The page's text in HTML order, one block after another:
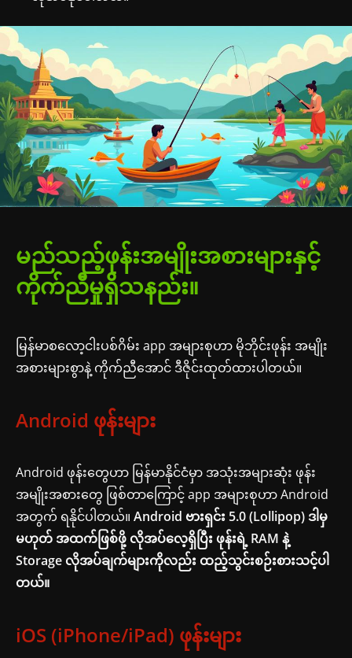
မည်သည့်ဖုန်းအမျိုးအစားများနှင့်
ကိုက်ညီမှုရှိသနည်း။
မြန်မာစလော့ငါးပစ်ဂိမ်း app အများစုဟာ မိုဘိုင်းဖုန်း အမျိုး
အစားများစွာနဲ့ ကိုက်ညီအောင် ဒီဇိုင်းထုတ်ထားပါတယ်။
Android ဖုန်းများ
Android ဖုန်းတွေဟာ မြန်မာနိုင်ငံမှာ အသုံးအများဆုံး ဖုန်း
အမျိုးအစားတွေ ဖြစ်တာကြောင့် app အများစုဟာ Android
အတွက် ရနိုင်ပါတယ်။ Android ဗားရှင်း 5.0 (Lollipop) ဒါမှ
မဟုတ် အထက်ဖြစ်ဖို့ လိုအပ်လေ့ရှိပြီး ဖုန်းရဲ့ RAM နဲ့
Storage လိုအပ်ချက်များကိုလည်း ထည့်သွင်းစဉ်းစားသင့်ပါ
တယ်။
iOS (iPhone/iPad) ဖုန်းများ